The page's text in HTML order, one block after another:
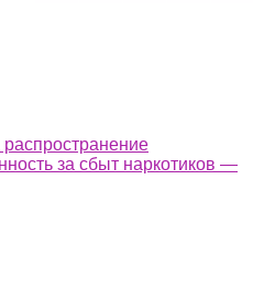
распространение
за сбыт наркотиков —